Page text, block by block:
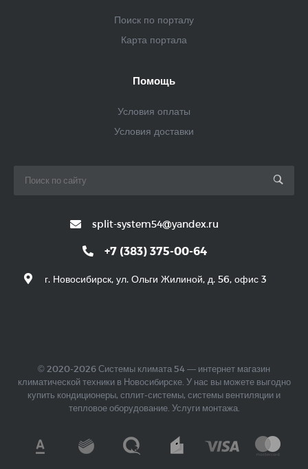
Поиск по порталу
Карта портала
Помощь
Условия оплаты
Условия доставки
split-system54@yandex.ru
+7 (383) 375-00-64
г. Новосибирск, ул. Ольги Жилиной, д. 56, офис 3
© 2020-2026 Системы климата 54 — интернет магазин
климатической техники в Новосибирске. У нас вы можете выгодно
купить кондиционеры, сплит-системы, системы вентиляции и
тепловое оборудование. Услуги монтажа.